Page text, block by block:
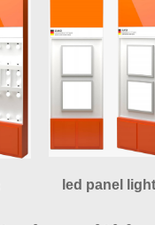
led panel light